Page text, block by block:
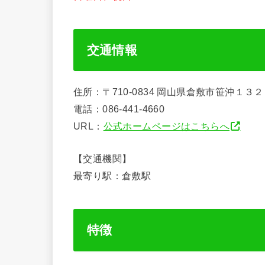
交通情報
住所：〒710-0834 岡山県倉敷市笹沖１３
電話：086-441-4660
URL： 公式ホームページはこちらへ
【交通機関】
最寄り駅：倉敷駅
特徴